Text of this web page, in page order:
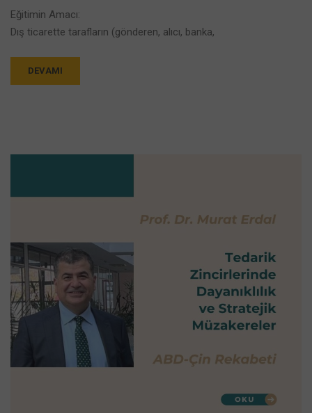
Eğitimin Amacı:
Dış ticarette tarafların (gönderen, alıcı, banka,
DEVAMI